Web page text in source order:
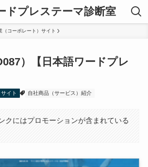
ドプレステーマ診断室
（コーポレート）サイト
）【日本語ワードプレ
イト 自社商品（サービス）紹介
クにはプロモーションが含まれている